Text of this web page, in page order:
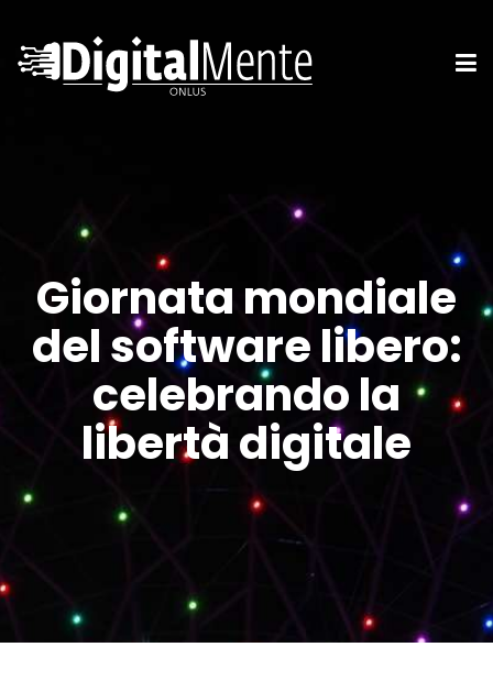
Giornata mondiale
del software libero:
celebrando la
libertà digitale